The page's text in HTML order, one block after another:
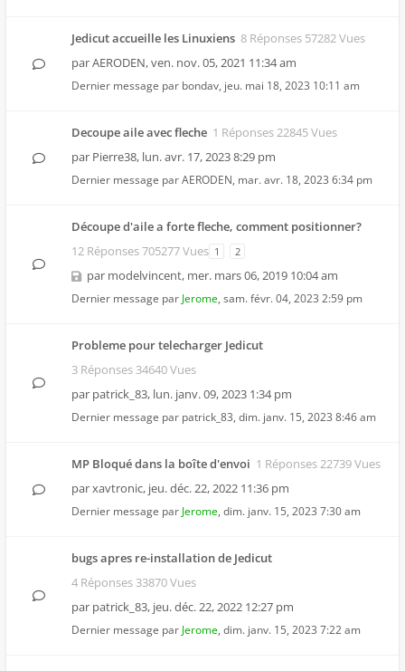
Jedicut accueille les Linuxiens 8 Réponses 57282 Vues
parAERODEN,ven. nov. 05, 2021 11:34 am
Dernier message par bondav, jeu. mai 18, 2023 10:11 am
Decoupe aile avec fleche 1 Réponses 22845 Vues
par Pierre38, lun. avr. 17, 2023 8:29 pm
Dernier message parAERODEN, mar. avr. 18, 2023 6:34 pm
Découpe d'aile a forte fleche, comment positionner?
12 Réponses 705277 Vues 1 2
par modelvincent, mer. mars 06, 2019 10:04 am
Dernier message par Jerome, sam. févr. 04, 2023 2:59 pm
Probleme pour telecharger Jedicut
3 Réponses 34640 Vues
par patrick_83, lun. janv. 09, 2023 1:34 pm
Dernier message par patrick_83, dim. janv. 15, 2023 8:46 am
MP Bloqué dans la boîte d'envoi 1 Réponses 22739 Vues
parxavtronic, jeu. déc. 22, 2022 11:36 pm
Dernier message par Jerome, dim. janv. 15, 2023 7:30 am
bugs apres re-installation de Jedicut
4 Réponses 33870 Vues
par patrick_83, jeu. déc. 22, 2022 12:27 pm
Dernier message par Jerome, dim. janv. 15, 2023 7:22 am